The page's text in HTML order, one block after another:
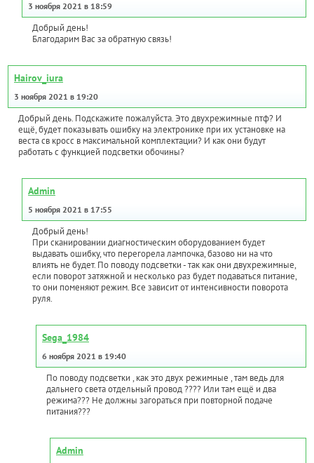
3 ноября 2021 в 18:59
Добрый день!
Благодарим Вас за обратную связь!
Hairov_iura
3 ноября 2021 в 19:20
Добрый день. Подскажите пожалуйста. Это двухрежимные птф? И
ещё, будет показывать ошибку на электронике при их установке на
веста св кросс в максимальной комплектации? И как они будут
работать с функцией подсветки обочины?
Admin
5 ноября 2021 в 17:55
Добрый день!
При сканировании диагностическим оборудованием будет
выдавать ошибку, что перегорела лампочка, базово ни на что
влиять не будет. По поводу подсветки - так как они двухрежимные,
если поворот затяжной и несколько раз будет подаваться питание,
то они поменяют режим. Все зависит от интенсивности поворота
руля.
Sega_1984
6 ноября 2021 в 19:40
По поводу подсветки , как это двух режимные , там ведь для
дальнего света отдельный провод ???? Или там ещё и два
режима??? Не должны загораться при повторной подаче
питания???
Admin